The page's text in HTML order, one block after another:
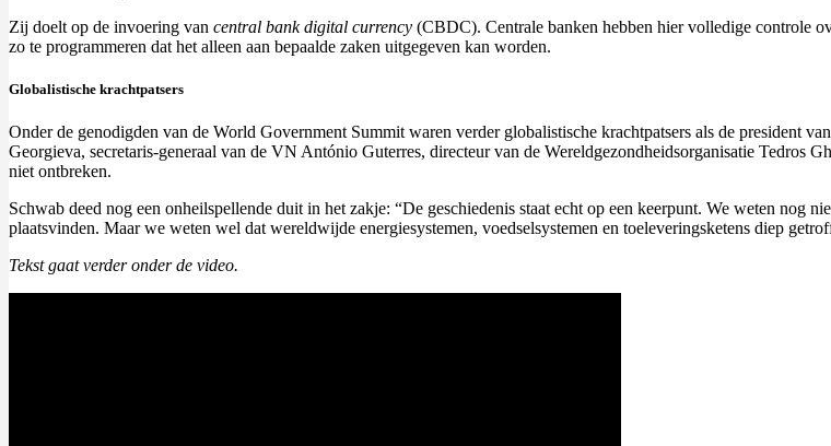
Zij doelt op de invoering van central bank digital currency (CBDC). Centrale banken hebben hier volledige controle
zo te programmeren dat het alleen aan bepaalde zaken uitgegeven kan worden.
Globalistische krachtpatsers
Onder de genodigden van de World Government Summit waren verder globalistische krachtpatsers als de president
Georgieva, secretaris-generaal van de VN António Guterres, directeur van de Wereldgezondheidsorganisatie Tedros
niet ontbreken.
Schwab deed nog een onheilspellende duit in het zakje: “De geschiedenis staat echt op een keerpunt. We weten nog
plaatsvinden. Maar we weten wel dat wereldwijde energiesystemen, voedselsystemen en toeleveringsketens diep
Tekst gaat verder onder de video.